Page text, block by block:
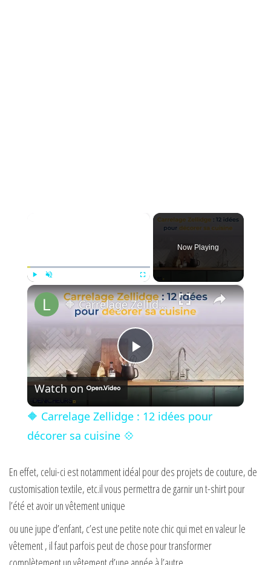
Now Playing
×
P
l
y
i
🔶 Carrelage Zellidge : 12 idées pour décorer sa cuisine 💠
Watch on
🔶 Carrelage Zellidge : 12 idées pour
décorer sa cuisine 💠
En effet, celui-ci est notamment idéal pour des projets de couture, de
customisation textile, etc.il vous permettra de garnir un t-shirt pour
l’été et avoir un vêtement unique
ou une jupe d’enfant, c’est une petite note chic qui met en valeur le
vêtement , il faut parfois peut de chose pour transformer